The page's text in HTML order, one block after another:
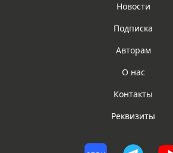
Новости
Подписка
Авторам
О нас
Контакты
Реквизиты